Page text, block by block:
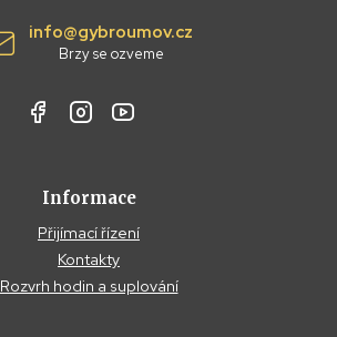
info@gybroumov.cz
Brzy se ozveme
Informace
Přijímací řízení
Kontakty
Rozvrh hodin a suplování